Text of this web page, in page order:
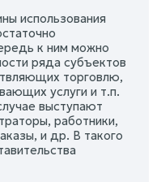
использования
к ним можно
ряда субъектов
торговлю,
услуги и т.п.
выступают
работники,
и др. В такого